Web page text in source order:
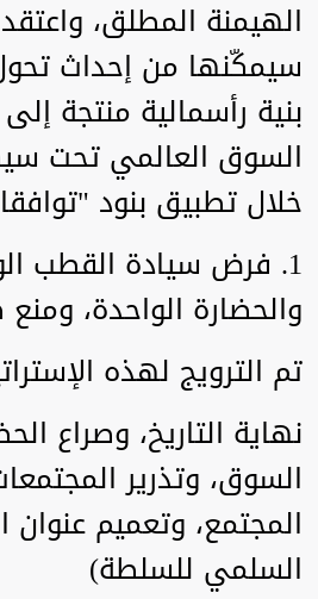
الهيمنة المطلق،
سيمكّنها من إحداث
بنية رأسمالية منتجة
السوق العالمي تحت
خلال تطبيق بنود
1. فرض سيادة القطب
والحضارة الواحدة،
تم الترويج لهذه
نهاية التاريخ، وصراع
السوق، وتذرير
المجتمع، وتعميم عنوان
السلمي للسلطة)